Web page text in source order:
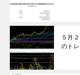
５月
のト